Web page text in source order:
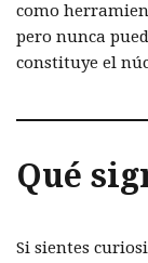
como
pero nunca
constituye el
Qué
Si sientes